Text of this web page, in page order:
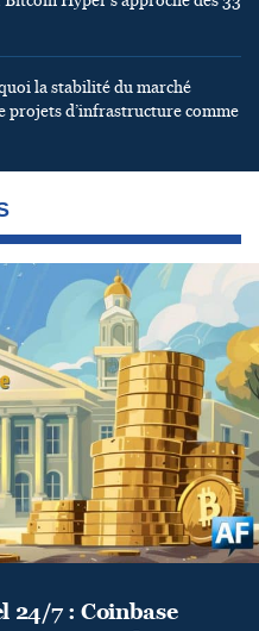
la stabilité du marché
projets d’infrastructure comme
24/7 : Coinbase